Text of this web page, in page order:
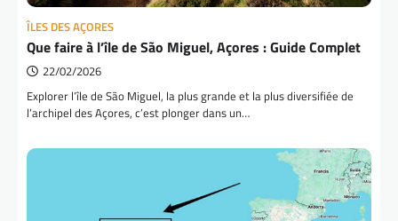
ÎLES DES AÇORES
Que faire à l’île de São Miguel, Açores : Guide Complet
22/02/2026
Explorer l’île de São Miguel, la plus grande et la plus diversifiée de
l’archipel des Açores, c’est plonger dans un…